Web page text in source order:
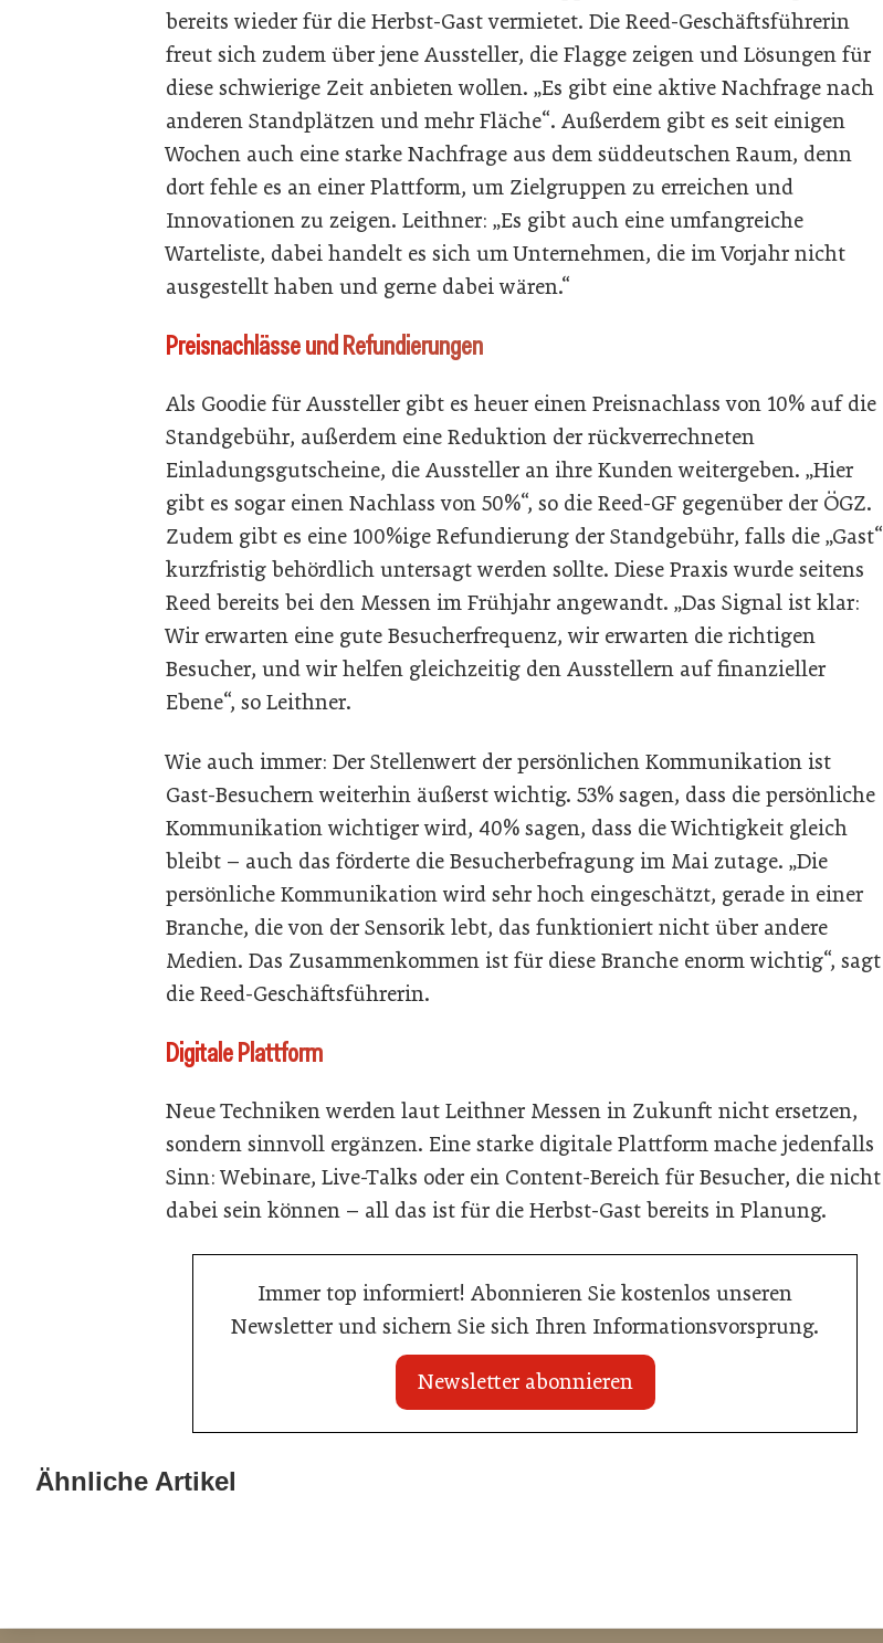
bereits wieder für die Herbst-Gast vermietet. Die Reed-Geschäftsführerin
freut sich zudem über jene Aussteller, die Flagge zeigen und Lösungen für
diese schwierige Zeit anbieten wollen. „Es gibt eine aktive Nachfrage nach
anderen Standplätzen und mehr Fläche“. Außerdem gibt es seit einigen
Wochen auch eine starke Nachfrage aus dem süddeutschen Raum, denn
dort fehle es an einer Plattform, um Zielgruppen zu erreichen und
Innovationen zu zeigen. Leithner: „Es gibt auch eine umfangreiche
Warteliste, dabei handelt es sich um Unternehmen, die im Vorjahr nicht
ausgestellt haben und gerne dabei wären.“
Preisnachlässe und Refundierungen
Als Goodie für Aussteller gibt es heuer einen Preisnachlass von 10% auf die
Standgebühr, außerdem eine Reduktion der rückverrechneten
Einladungsgutscheine, die Aussteller an ihre Kunden weitergeben. „Hier
gibt es sogar einen Nachlass von 50%“, so die Reed-GF gegenüber der ÖGZ.
Zudem gibt es eine 100%ige Refundierung der Standgebühr, falls die „Gast“
kurzfristig behördlich untersagt werden sollte. Diese Praxis wurde seitens
Reed bereits bei den Messen im Frühjahr angewandt. „Das Signal ist klar:
Wir erwarten eine gute Besucherfrequenz, wir erwarten die richtigen
Besucher, und wir helfen gleichzeitig den Ausstellern auf finanzieller
Ebene“, so Leithner.
Wie auch immer: Der Stellenwert der persönlichen Kommunikation ist
Gast-Besuchern weiterhin äußerst wichtig. 53% sagen, dass die persönliche
Kommunikation wichtiger wird, 40% sagen, dass die Wichtigkeit gleich
bleibt – auch das förderte die Besucherbefragung im Mai zutage. „Die
persönliche Kommunikation wird sehr hoch eingeschätzt, gerade in einer
Branche, die von der Sensorik lebt, das funktioniert nicht über andere
Medien. Das Zusammenkommen ist für diese Branche enorm wichtig“, sagt
die Reed-Geschäftsführerin.
Digitale Plattform
Neue Techniken werden laut Leithner Messen in Zukunft nicht ersetzen,
sondern sinnvoll ergänzen. Eine starke digitale Plattform mache jedenfalls
Sinn: Webinare, Live-Talks oder ein Content-Bereich für Besucher, die nicht
dabei sein können – all das ist für die Herbst-Gast bereits in Planung.
Immer top informiert! Abonnieren Sie kostenlos unseren
Newsletter und sichern Sie sich Ihren Informationsvorsprung.
Newsletter abonnieren
Ähnliche Artikel
War die Fußball-WM 2026 für Ihren